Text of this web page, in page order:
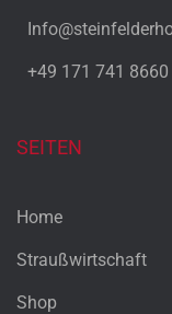
+49 171 741
SEITEN
Home
Straußwirtschaft
Shop